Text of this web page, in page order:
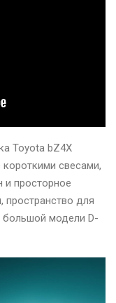
Toyota bZ4X
свесами,
и просторное
пространство для
большой модели D-